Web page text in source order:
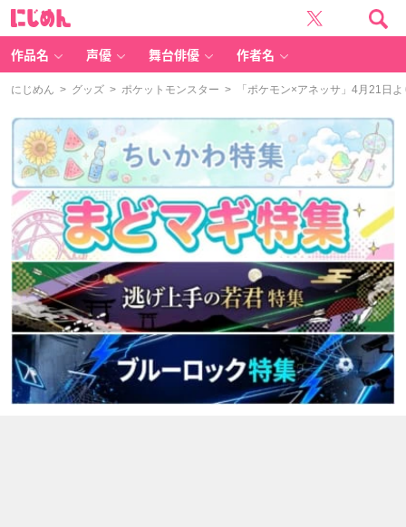
作品名 声優 舞台俳優 作者名
にじめん > グッズ > ポケットモンスター > 「ポケモン×アネッサ」4月21日